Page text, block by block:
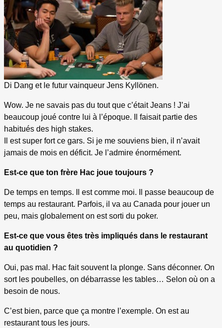
Di Dang et le futur vainqueur Jens Kyllönen.
Wow. Je ne savais pas du tout que c’était Jeans ! J’ai
beaucoup joué contre lui à l’époque. Il faisait partie des
habitués des high stakes.
Il est super fort ce gars. Si je me souviens bien, il n’avait
jamais de mois en déficit. Je l’admire énormément.
Est-ce que ton frère Hac joue toujours ?
De temps en temps. Il est comme moi. Il passe beaucoup de
temps au restaurant. Parfois, il va au Canada pour jouer un
peu, mais globalement on est sorti du poker.
Est-ce que vous êtes très impliqués dans le restaurant
au quotidien ?
Oui, pas mal. Hac fait souvent la plonge. Sans déconner. On
sort les poubelles, on débarrasse les tables… Selon où on a
besoin de nous.
C’est bien, parce que ça montre l’exemple. On est au
restaurant tous les jours.